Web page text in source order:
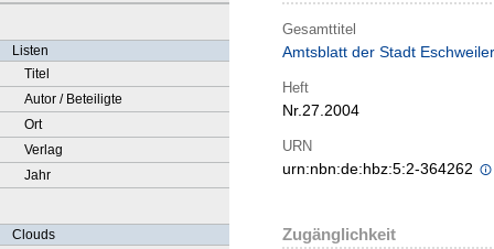
Listen
Titel
Autor / Beteiligte
Ort
Verlag
Jahr
Clouds
Gesamttitel
Amtsblatt der Stadt Eschweiler
Heft
Nr.27.2004
URN
urn:nbn:de:hbz:5:2-364262
Zugänglichkeit